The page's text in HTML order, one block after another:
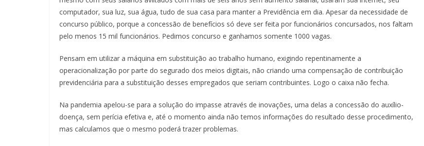
computador, sua luz, sua água, tudo de sua casa para manter a Previdência em dia. Apesar da necessidade de
concurso público, porque a concessão de benefícios só deve ser feita por funcionários concursados, nos faltam
pelo menos 15 mil funcionários. Pedimos concurso e ganhamos somente 1000 vagas.
Pensam em utilizar a máquina em substituição ao trabalho humano, exigindo repentinamente a
operacionalização por parte do segurado dos meios digitais, não criando uma compensação de contribuição
previdenciária para a substituição desses empregados que seriam contribuintes. Logo o caixa não fecha.
Na pandemia apelou-se para a solução do impasse através de inovações, uma delas a concessão do auxílio-
doença, sem perícia efetiva e, até o momento ainda não temos informações do resultado desse procedimento,
mas calculamos que o mesmo poderá trazer problemas.